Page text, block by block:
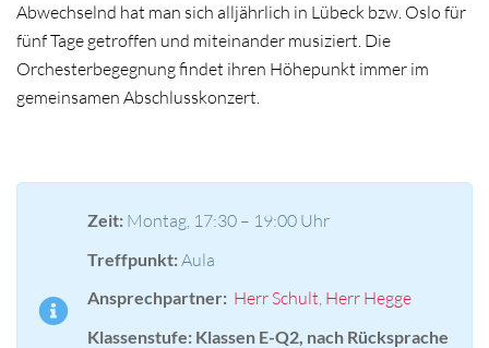
Abwechselnd hat man sich alljährlich in Lübeck bzw. Oslo für
fünf Tage getroffen und miteinander musiziert. Die
Orchesterbegegnung findet ihren Höhepunkt immer im
gemeinsamen Abschlusskonzert.
Zeit: Montag, 17:30 – 19:00 Uhr
Treffpunkt:Aula
Ansprechpartner: Herr Schult, Herr Hegge
Klassenstufe: Klassen E-Q2, nach Rücksprache